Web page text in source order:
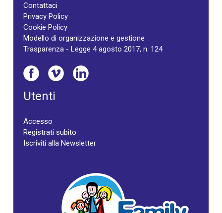
Contattaci
Privacy Policy
Cookie Policy
Modello di organizzazione e gestione
Trasparenza - Legge 4 agosto 2017, n. 124
Utenti
Accesso
Registrati subito
Iscriviti alla Newsletter